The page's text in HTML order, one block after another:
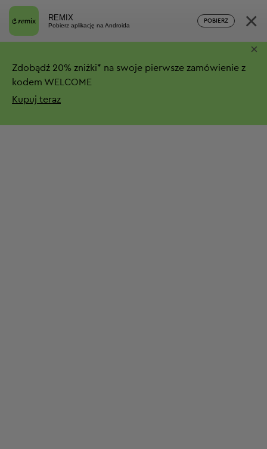
REMIX
Pobierz aplikację na Androida
POBIERZ ×
Zdobądź 20% zniżki* na swoje pierwsze zamówienie z
kodem WELCOME
Kupuj teraz
×